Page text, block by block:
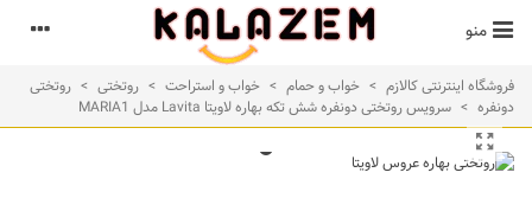
منو
فروشگاه اینترنتی کالازم > خواب و حمام > خواب و استراحت > روتختی > روتختی
دونفره > سرویس روتختی دونفره شش تکه بهاره لاویتا Lavita مدل MARIA1